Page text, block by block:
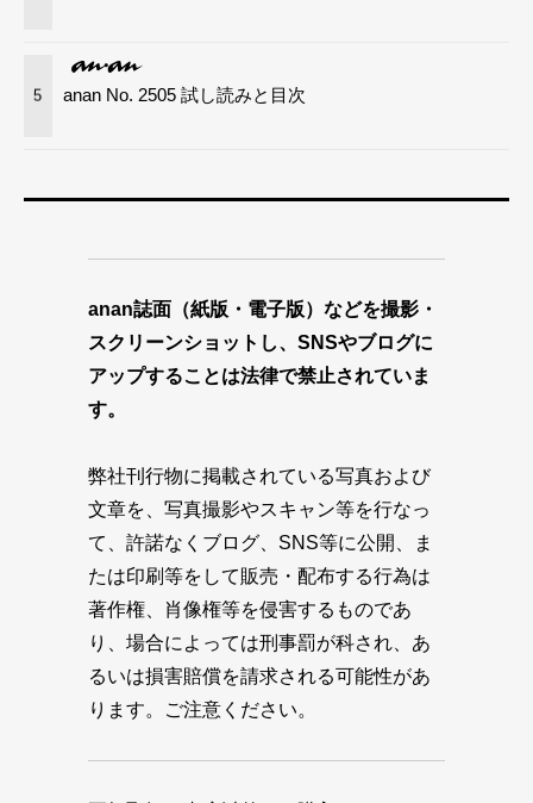
5 anan No. 2505 試し読みと目次
anan誌面（紙版・電子版）などを撮影・
スクリーンショットし、SNSやブログに
アップすることは法律で禁止されていま
す。
弊社刊行物に掲載されている写真および
文章を、写真撮影やスキャン等を行なっ
て、許諾なくブログ、SNS等に公開、ま
たは印刷等をして販売・配布する行為は
著作権、肖像権等を侵害するものであ
り、場合によっては刑事罰が科され、あ
るいは損害賠償を請求される可能性があ
ります。ご注意ください。